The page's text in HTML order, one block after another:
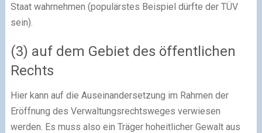
Staat wahrnehmen (populärstes Beispiel dürfte der TÜV
sein).
(3) auf dem Gebiet des öffentlichen
Rechts
Hier kann auf die Auseinandersetzung im Rahmen der
Eröffnung des Verwaltungsrechtsweges verwiesen
werden. Es muss also ein Träger hoheitlicher Gewalt aus